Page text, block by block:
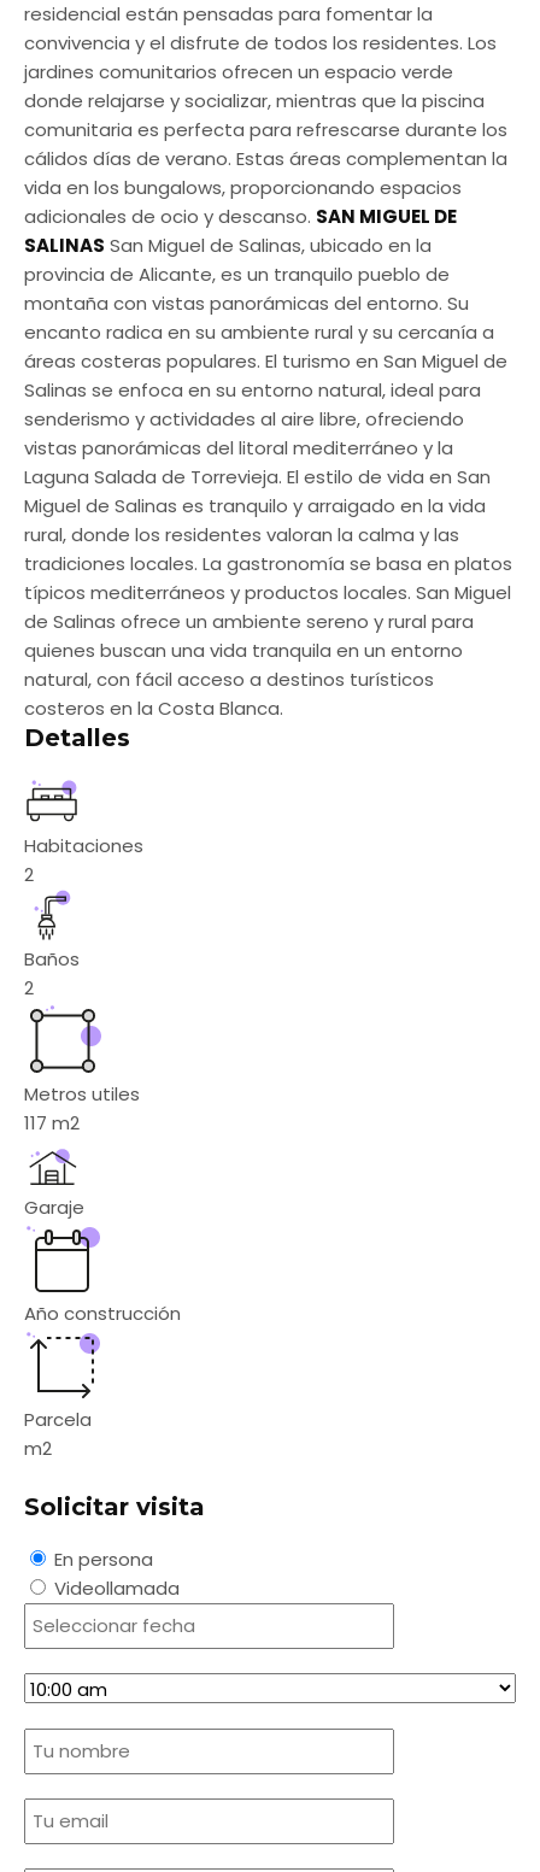
residencial están pensadas para fomentar la
convivencia y el disfrute de todos los residentes. Los
jardines comunitarios ofrecen un espacio verde
donde relajarse y socializar, mientras que la piscina
comunitaria es perfecta para refrescarse durante los
cálidos días de verano. Estas áreas complementan la
vida en los bungalows, proporcionando espacios
adicionales de ocio y descanso. SAN MIGUEL DE
SALINAS San Miguel de Salinas, ubicado en la
provincia de Alicante, es un tranquilo pueblo de
montaña con vistas panorámicas del entorno. Su
encanto radica en su ambiente rural y su cercanía a
áreas costeras populares. El turismo en San Miguel de
Salinas se enfoca en su entorno natural, ideal para
senderismo y actividades al aire libre, ofreciendo
vistas panorámicas del litoral mediterráneo y la
Laguna Salada de Torrevieja. El estilo de vida en San
Miguel de Salinas es tranquilo y arraigado en la vida
rural, donde los residentes valoran la calma y las
tradiciones locales. La gastronomía se basa en platos
típicos mediterráneos y productos locales. San Miguel
de Salinas ofrece un ambiente sereno y rural para
quienes buscan una vida tranquila en un entorno
natural, con fácil acceso a destinos turísticos
costeros en la Costa Blanca.
Detalles
Habitaciones
2
Baños
2
Metros utiles
117 m2
Garaje
Año construcción
Parcela
m2
Solicitar visita
En persona
Videollamada